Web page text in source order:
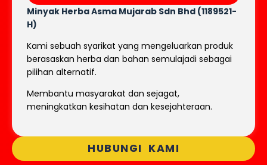
Minyak Herba Asma Mujarab Sdn Bhd (1189521-
H)
Kami sebuah syarikat yang mengeluarkan produk
berasaskan herba dan bahan semulajadi sebagai
pilihan alternatif.
Membantu masyarakat dan sejagat,
meningkatkan kesihatan dan kesejahteraan.
HUBUNGI KAMI